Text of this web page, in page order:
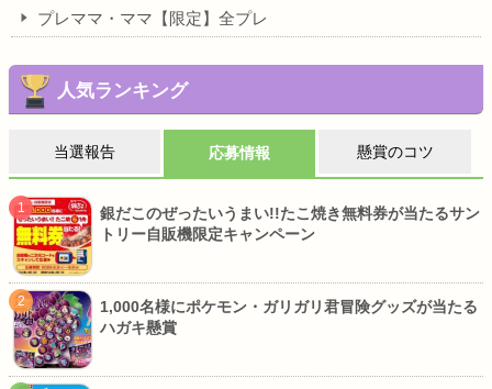
プレママ・ママ【限定】全プレ
人気ランキング
当選報告 応募情報 懸賞のコツ
銀だこのぜったいうまい!!たこ焼き無料券が当たるサン
トリー自販機限定キャンペーン
1,000名様にポケモン・ガリガリ君冒険グッズが当たる
ハガキ懸賞